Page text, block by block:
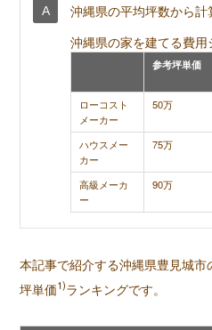
沖縄県の平均坪数から計
沖縄県の家を建てる費
参考坪単価
ローコスト
メーカー
50万
ハウスメー
カー
75万
高級メーカ
ー
90万
本記事で紹介する沖縄県豊見城
坪単価1)ランキングです。